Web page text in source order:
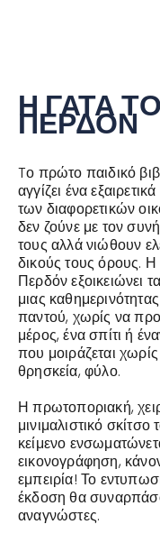
Η ΓΑΤΑ
ΠΕΡΔΟΝ
Tο πρώτο παιδικό
αγγίζει ένα
των διαφορετικών
δεν ζούνε με τον
τους αλλά νιώθουν
δικούς τους όρους. Η
Περδόν εξοικειώνει
μιας
παντού, χωρίς να
μέρος, ένα σπίτι ή
που μοιράζεται
θρησκεία, φύλο.
Η πρωτοποριακή,
μινιμαλιστικό
κείμενο
εικονογράφηση,
εμπειρία! Το
έκδοση θα
αναγνώστες.